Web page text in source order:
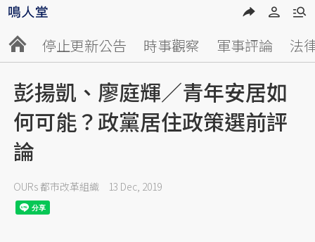
停止更新公告 時事觀察 軍事評論 法
彭揚凱、廖庭輝／青年安居如
何可能？政黨居住政策選前評
論
OURs 都市改革組織 13 Dec, 2019